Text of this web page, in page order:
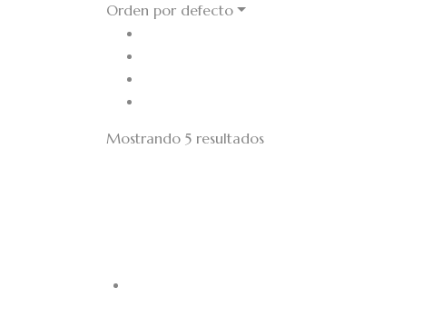
Orden por defecto
Mostrando 5 resultados